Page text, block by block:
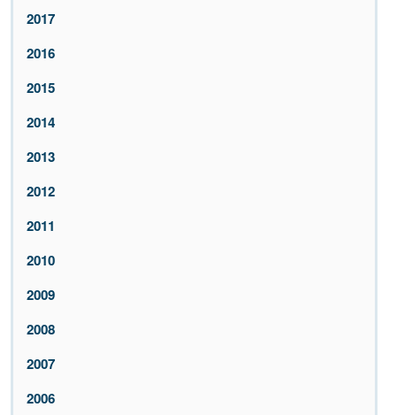
2017
2016
2015
2014
2013
2012
2011
2010
2009
2008
2007
2006